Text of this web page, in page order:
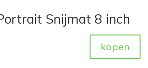
Snijmat 8 inch
kopen